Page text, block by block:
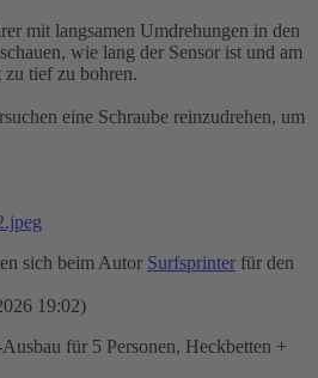
mit langsamen Umdrehungen in den
wie lang der Sensor ist und am
tief zu bohren.
eine Schraube reinzudrehen, um
sich beim Autor Surfsprinter für den
19:02)
für 5 Personen, Heckbetten +